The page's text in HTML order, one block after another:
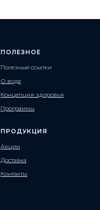
ПОЛЕЗНОЕ
Полезные ссылки
О воде
Концепция здоровья
Программы
ПРОДУКЦИЯ
Акции
Доставка
Контакты